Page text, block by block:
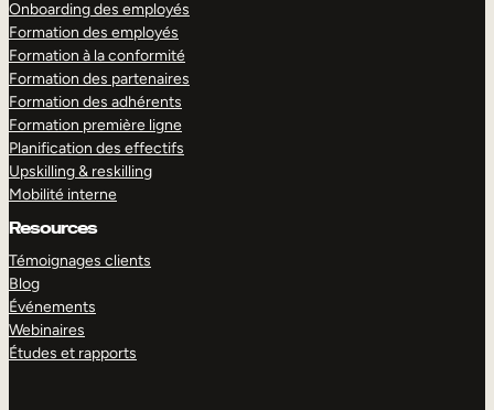
Onboarding des employés
Formation des employés
Formation à la conformité
Formation des partenaires
Formation des adhérents
Formation première ligne
Planification des effectifs
Upskilling & reskilling
Mobilité interne
Resources
Témoignages clients
Blog
Événements
Webinaires
Études et rapports